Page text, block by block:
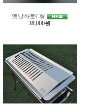
옛날화로C형
38,000원